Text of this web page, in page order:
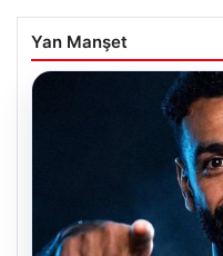
Yan Manşet